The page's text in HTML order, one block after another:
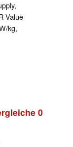
Value
kg,
0